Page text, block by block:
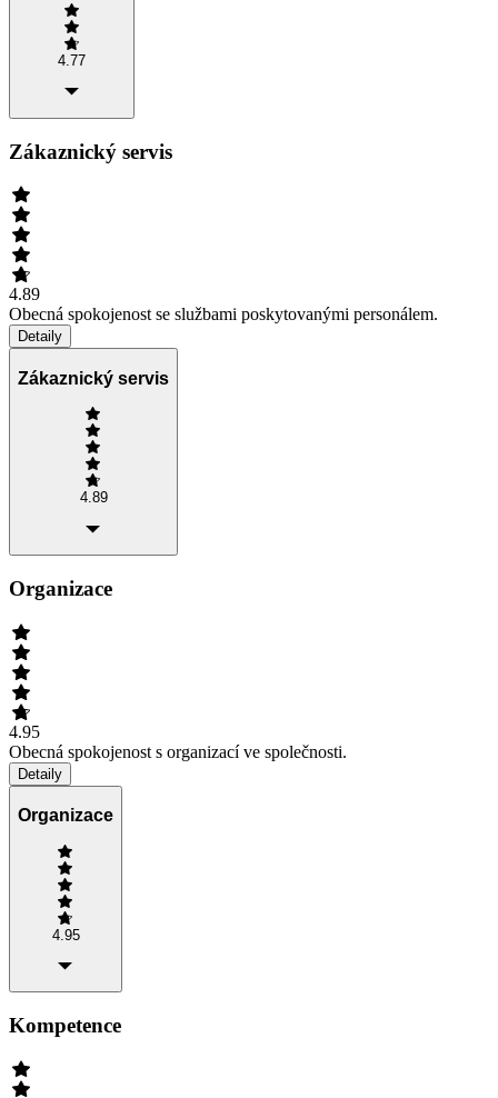
4.77
Zákaznický servis
4.89
Obecná spokojenost se službami poskytovanými personálem.
Detaily
Zákaznický servis
4.89
Organizace
4.95
Obecná spokojenost s organizací ve společnosti.
Detaily
Organizace
4.95
Kompetence